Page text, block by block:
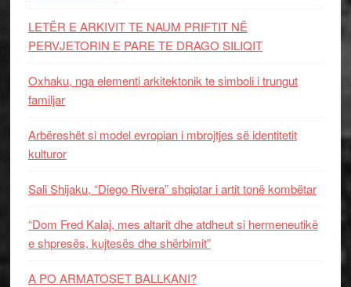
LETËR E ARKIVIT TE NAUM PRIFTIT NË
PERVJETORIN E PARE TE DRAGO SILIQIT
Oxhaku, nga elementi arkitektonik te simboli i trungut
familjar
Arbëreshët si model evropian i mbrojtjes së identitetit
kulturor
Sali Shijaku, “Diego Rivera” shqiptar i artit tonë kombëtar
“Dom Fred Kalaj, mes altarit dhe atdheut si hermeneutikë
e shpresës, kujtesës dhe shërbimit”
A PO ARMATOSET BALLKANI?